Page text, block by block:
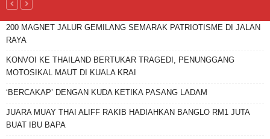
200 MAGNET JALUR GEMILANG SEMARAK PATRIOTISME DI JALAN
RAYA
KONVOI KE THAILAND BERTUKAR TRAGEDI, PENUNGGANG
MOTOSIKAL MAUT DI KUALA KRAI
‘BERCAKAP’ DENGAN KUDA KETIKA PASANG LADAM
JUARA MUAY THAI ALIFF RAKIB HADIAHKAN BANGLO RM1 JUTA
BUAT IBU BAPA